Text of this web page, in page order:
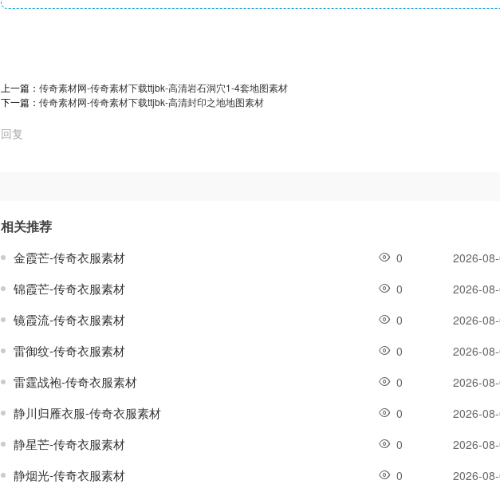
上一篇： 传奇素材网-传奇素材下载ttjbk-高清岩石洞穴1-4套地图素材
下一篇： 传奇素材网-传奇素材下载ttjbk-高清封印之地地图素材
回复
相关推荐
金霞芒-传奇衣服素材 0 2026-
锦霞芒-传奇衣服素材 0 2026-
镜霞流-传奇衣服素材 0 2026-
雷御纹-传奇衣服素材 0 2026-
雷霆战袍-传奇衣服素材 0 2026-
静川归雁衣服-传奇衣服素材 0 2026-
静星芒-传奇衣服素材 0 2026-
静烟光-传奇衣服素材 0 2026-